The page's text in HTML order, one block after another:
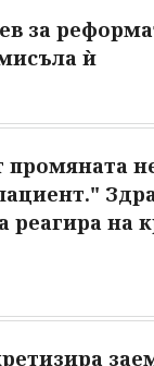
за
ѝ
промяната
реагира на